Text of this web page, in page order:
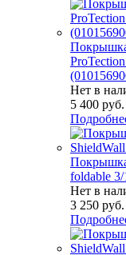
Нет в
5 400 руб.
foldable
Нет в
3 250 руб.